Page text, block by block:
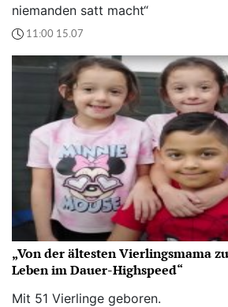
niemanden satt macht“
11:00 15.07
„Von der ältesten Vierlingsmama
Leben im Dauer-Highspeed“
Mit 51 Vierlinge geboren.